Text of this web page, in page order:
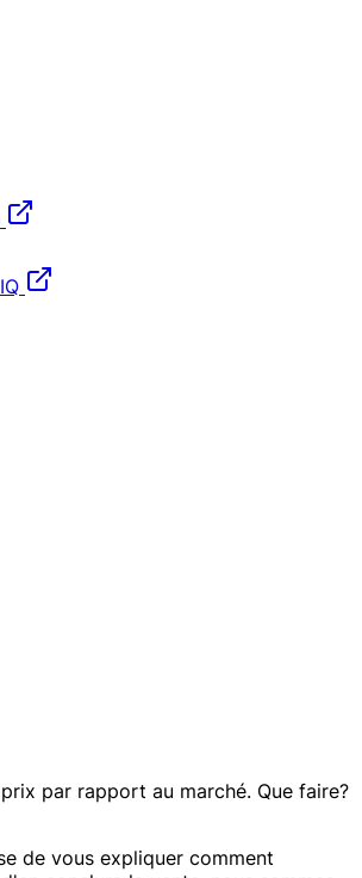
par rapport au marché. Que faire?
de vous expliquer comment